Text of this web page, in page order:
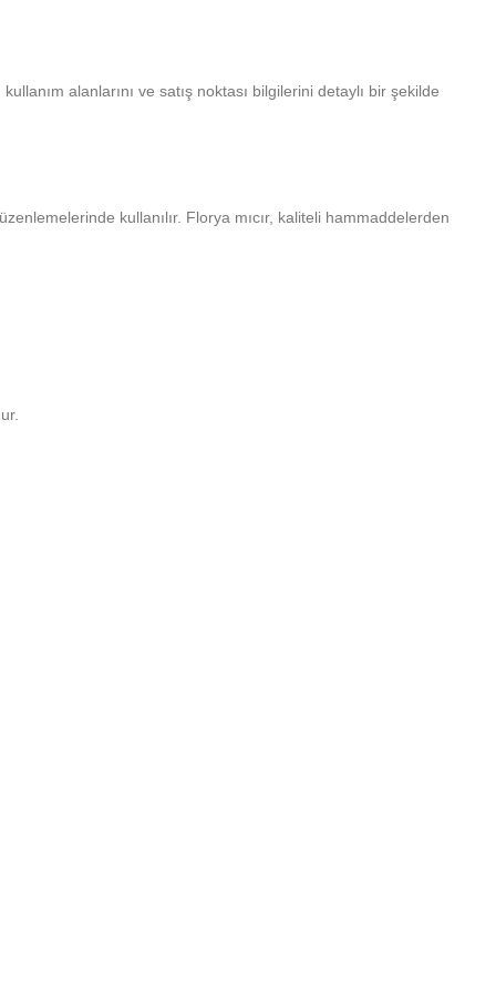
alanlarını ve satış noktası bilgilerini detaylı bir şekilde
kullanılır. Florya mıcır, kaliteli hammaddelerden